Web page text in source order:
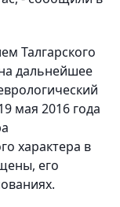
Талгарского
дальнейшее
мая 2016 года
характера в
его